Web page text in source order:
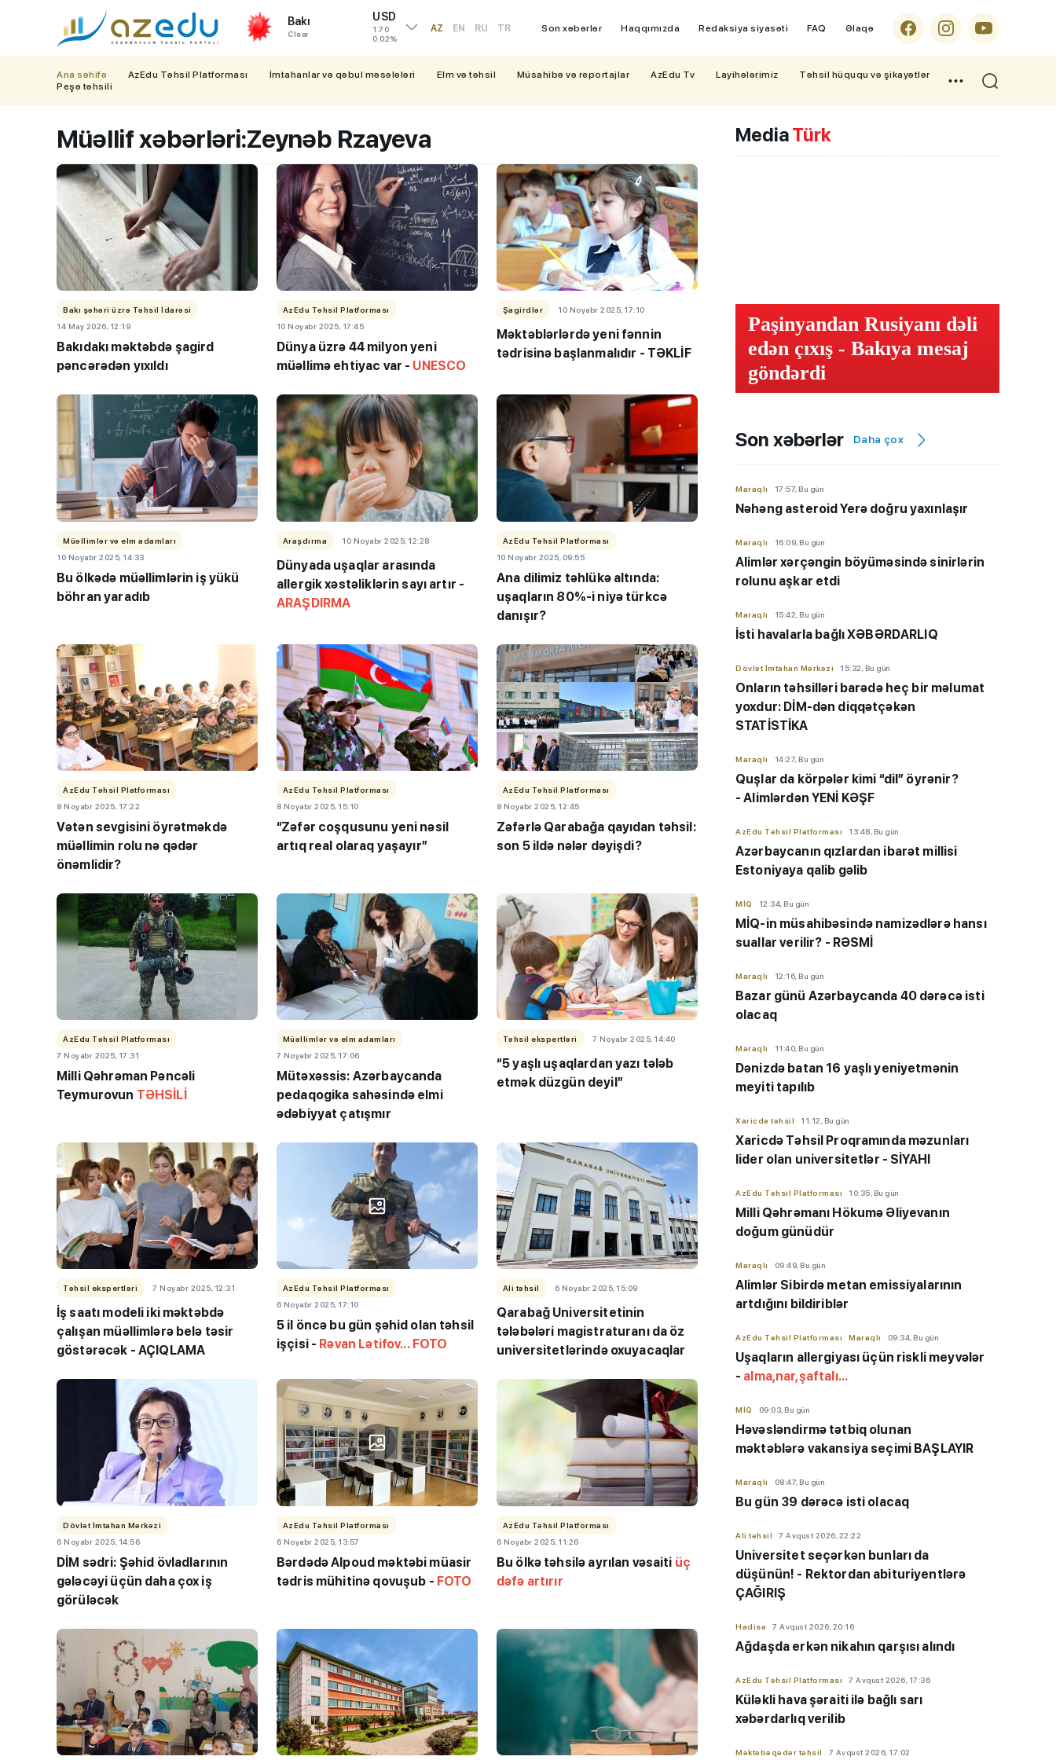
Bakı
Clear
USD
1.70
0.02%
AZ EN RU TR Son xəbərlər Haqqımızda Redaksiya siyasəti FAQ Əlaqə
Ana səhifə AzEdu Təhsil Platforması İmtahanlar və qəbul məsələləri Elm və təhsil Müsahibə və reportajlar AzEdu Tv Layihələrimiz
Təhsil hüququ və şikayətlər
Peşə təhsili
Müəllif xəbərləri:Zeynəb Rzayeva
Bakı şəhəri üzrə Təhsil İdarəsi
14 May 2026, 12:19
Bakıdakı məktəbdə şagird
pəncərədən yıxıldı
AzEdu Təhsil Platforması
10 Noyabr 2025, 17:45
Dünya üzrə 44 milyon yeni
müəllimə ehtiyac var - UNESCO
Şagirdlər 10 Noyabr 2025, 17:10
Məktəblərlərdə yeni fənnin
tədrisinə başlanmalıdır - TƏKLİF
Müəllimlər və elm adamları
10 Noyabr 2025, 14:33
Bu ölkədə müəllimlərin iş yükü
böhran yaradıb
Araşdırma 10 Noyabr 2025, 12:28
Dünyada uşaqlar arasında
allergik xəstəliklərin sayı artır -
ARAŞDIRMA
AzEdu Təhsil Platforması
10 Noyabr 2025, 09:55
Ana dilimiz təhlükə altında:
uşaqların 80%-i niyə türkcə
danışır?
AzEdu Təhsil Platforması
8 Noyabr 2025, 17:22
Vətən sevgisini öyrətməkdə
müəllimin rolu nə qədər
önəmlidir?
AzEdu Təhsil Platforması
8 Noyabr 2025, 15:10
“Zəfər coşqusunu yeni nəsil
artıq real olaraq yaşayır”
AzEdu Təhsil Platforması
8 Noyabr 2025, 12:45
Zəfərlə Qarabağa qayıdan təhsil:
son 5 ildə nələr dəyişdi?
AzEdu Təhsil Platforması
7 Noyabr 2025, 17:31
Milli Qəhrəman Pəncəli
Teymurovun TƏHSİLİ
Müəllimlər və elm adamları
7 Noyabr 2025, 17:06
Mütəxəssis: Azərbaycanda
pedaqogika sahəsində elmi
ədəbiyyat çatışmır
Təhsil ekspertləri 7 Noyabr 2025, 14:40
“5 yaşlı uşaqlardan yazı tələb
etmək düzgün deyil”
Təhsil ekspertləri 7 Noyabr 2025, 12:31
İş saatı modeli iki məktəbdə
çalışan müəllimlərə belə təsir
göstərəcək - AÇIQLAMA
AzEdu Təhsil Platforması
6 Noyabr 2025, 17:10
5 il öncə bu gün şəhid olan təhsil
işçisi - Rəvan Lətifov... FOTO
Ali təhsil 6 Noyabr 2025, 15:09
Qarabağ Universitetinin
tələbələri magistraturanı da öz
universitetlərində oxuyacaqlar
Dövlət İmtahan Mərkəzi
6 Noyabr 2025, 14:56
DİM sədri: Şəhid övladlarının
gələcəyi üçün daha çox iş
görüləcək
AzEdu Təhsil Platforması
6 Noyabr 2025, 13:57
Bərdədə Alpoud məktəbi müasir
tədris mühitinə qovuşub - FOTO
AzEdu Təhsil Platforması
6 Noyabr 2025, 11:26
Bu ölkə təhsilə ayrılan vəsaiti üç
dəfə artırır
MediaTürk
Paşinyandan Rusiyanı dəli
edən çıxış - Bakıya mesaj
göndərdi
Son xəbərlər Daha çox
Maraqlı 17:57, Bu gün
Nəhəng asteroid Yerə doğru yaxınlaşır
Maraqlı 16:09, Bu gün
Alimlər xərçəngin böyüməsində sinirlərin
rolunu aşkar etdi
Maraqlı 15:42, Bu gün
İsti havalarla bağlı XƏBƏRDARLIQ
Dövlət İmtahan Mərkəzi 15:32, Bu gün
Onların təhsilləri barədə heç bir məlumat
yoxdur: DİM-dən diqqətçəkən
STATİSTİKA
Maraqlı 14:27, Bu gün
Quşlar da körpələr kimi “dil” öyrənir?
- Alimlərdən YENİ KƏŞF
AzEdu Təhsil Platforması 13:48, Bu gün
Azərbaycanın qızlardan ibarət millisi
Estoniyaya qalib gəlib
MİQ 12:34, Bu gün
MİQ-in müsahibəsində namizədlərə hansı
suallar verilir? - RƏSMİ
Maraqlı 12:16, Bu gün
Bazar günü Azərbaycanda 40 dərəcə isti
olacaq
Maraqlı 11:40, Bu gün
Dənizdə batan 16 yaşlı yeniyetmənin
meyiti tapılıb
Xaricdə təhsil 11:12, Bu gün
Xaricdə Təhsil Proqramında məzunları
lider olan universitetlər - SİYAHI
AzEdu Təhsil Platforması 10:35, Bu gün
Milli Qəhrəmanı Hökumə Əliyevanın
doğum günüdür
Maraqlı 09:49, Bu gün
Alimlər Sibirdə metan emissiyalarının
artdığını bildiriblər
AzEdu Təhsil Platforması Maraqlı 09:34, Bu gün
Uşaqların allergiyası üçün riskli meyvələr
- alma,nar,şaftalı...
MİQ 09:03, Bu gün
Həvəsləndirmə tətbiq olunan
məktəblərə vakansiya seçimi BAŞLAYIR
Maraqlı 08:47, Bu gün
Bu gün 39 dərəcə isti olacaq
Ali təhsil 7 Avqust 2026, 22:22
Universitet seçərkən bunları da
düşünün! - Rektordan abituriyentlərə
ÇAĞIRIŞ
Hadisə 7 Avqust 2026, 20:16
Ağdaşda erkən nikahın qarşısı alındı
AzEdu Təhsil Platforması 7 Avqust 2026, 17:36
Küləkli hava şəraiti ilə bağlı sarı
xəbərdarlıq verilib
Məktəbəqədər təhsil 7 Avqust 2026, 17:02